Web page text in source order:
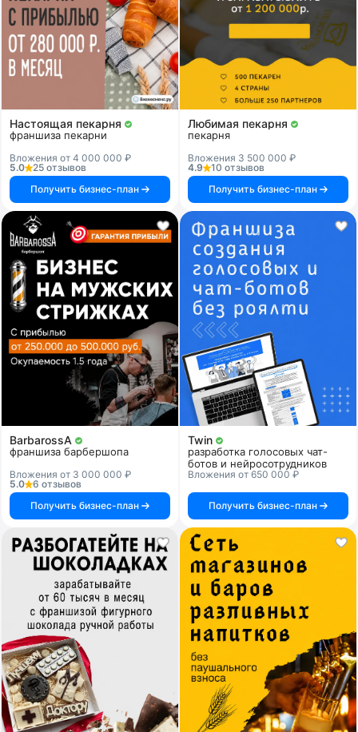
Настоящая пекарня
франшиза пекарни
Вложения от 4 000 000 ₽
5.0
25 отзывов
Получить бизнес-план
Любимая пекарня
пекарня
Вложения 3 500 000 ₽
4.9
10 отзывов
Получить бизнес-план
BarbarossA
франшиза барбершопа
Вложения от 3 000 000 ₽
5.0
6 отзывов
Получить бизнес-план
Twin
разработка голосовых чат-
ботов и нейросотрудников
Вложения от 650 000 ₽
Получить бизнес-план